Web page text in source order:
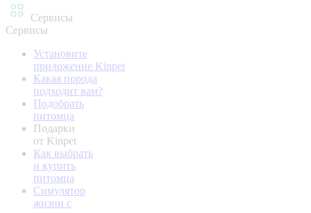
Сервисы
Сервисы
Установите
приложение Kinpet
Какая порода
подходит вам?
Подобрать
питомца
Подарки
от Kinpet
Как выбрать
и купить
питомца
Симулятор
жизни с